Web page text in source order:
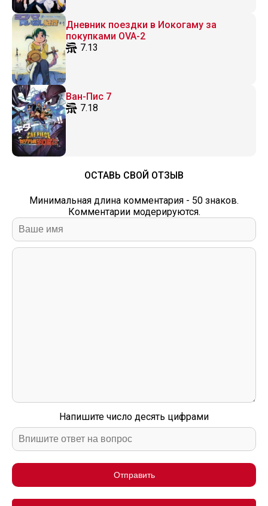
Дневник поездки в Иокогаму за
покупками OVA-2
7.13
Ван-Пис 7
7.18
ОСТАВЬ СВОЙ ОТЗЫВ
Минимальная длина комментария - 50 знаков.
Комментарии модерируются.
Напишите число десять цифрами
Отправить